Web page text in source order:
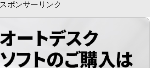
スポンサーリンク